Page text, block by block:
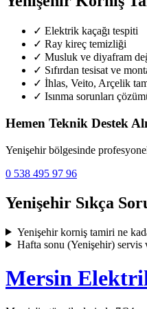
✓ Elektrik kaçağı tespiti
✓ Ray kireç temizliği
✓ Musluk ve diyafram
✓ Sıfırdan tesisat ve
✓ İhlas, Veito, Arçelik
✓ Isınma sorunları
Hemen Teknik Destek
Yenişehirbölgesinde
0 538 495 97 96
Yenişehir Sıkça
Yenişehirkorniş tamiri ne
Hafta sonu (Yenişehir) servis
Mersin